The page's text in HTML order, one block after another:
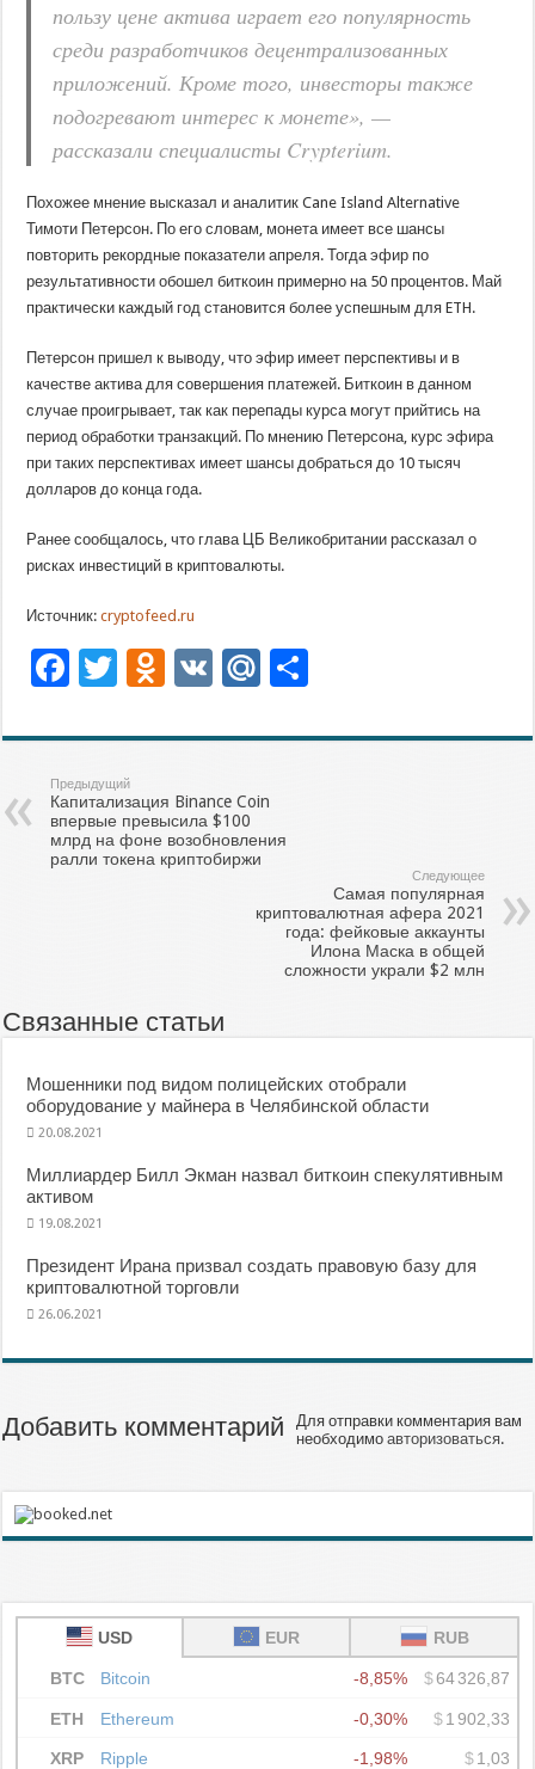
пользу цене актива играет его популярность
среди разработчиков децентрализованных
приложений. Кроме того, инвесторы также
подогревают интерес к монете», —
рассказали специалисты Crypterium.
Похожее мнение высказал и аналитик Cane Island Alternative
Тимоти Петерсон. По его словам, монета имеет все шансы
повторить рекордные показатели апреля. Тогда эфир по
результативности обошел биткоин примерно на 50 процентов. Май
практически каждый год становится более успешным для ETH.
Петерсон пришел к выводу, что эфир имеет перспективы и в
качестве актива для совершения платежей. Биткоин в данном
случае проигрывает, так как перепады курса могут прийтись на
период обработки транзакций. По мнению Петерсона, курс эфира
при таких перспективах имеет шансы добраться до 10 тысяч
долларов до конца года.
Ранее сообщалось, что глава ЦБ Великобритании рассказал о
рисках инвестиций в криптовалюты.
Источник: cryptofeed.ru
Facebook
Twitter
Odnoklassniki
VK Mail.Ru
Предыдущий
Капитализация Binance Coin
впервые превысила $100
млрд на фоне возобновления
ралли токена криптобиржи
Следующее
Самая популярная
криптовалютная афера 2021
года: фейковые аккаунты
Илона Маска в общей
сложности украли $2 млн
Связанные статьи
Мошенники под видом полицейских отобрали
оборудование у майнера в Челябинской области
20.08.2021
Миллиардер Билл Экман назвал биткоин спекулятивным
активом
19.08.2021
Президент Ирана призвал создать правовую базу для
криптовалютной торговли
26.06.2021
Добавить комментарий
Для отправки комментария вам
необходимоавторизоваться.